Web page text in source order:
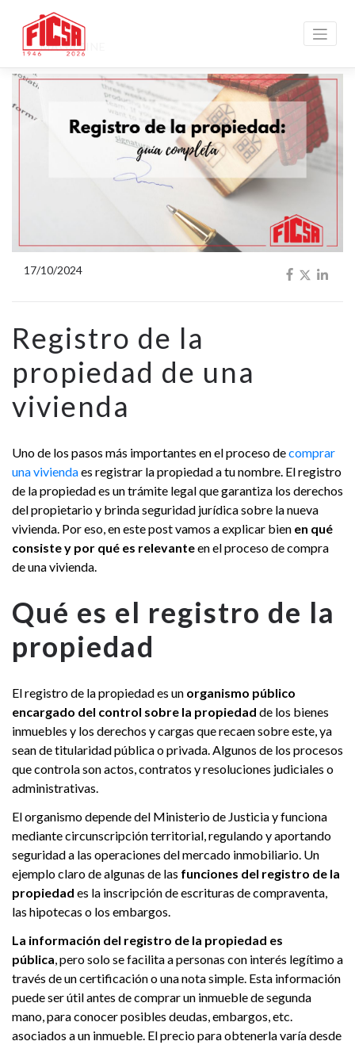
MAGAZINE
17/10/2024
Registro de la
propiedad de una
vivienda
Uno de los pasos más importantes en el proceso decomprar
una viviendaes registrar la propiedad a tu nombre. El registro
de la propiedad es un trámite legal que garantiza los derechos
del propietario y brinda seguridad jurídica sobre la nueva
vivienda. Por eso, en este post vamos a explicar bien en qué
consiste y por qué es relevanteen el proceso de compra
de una vivienda.
Qué es el registro de la
propiedad
El registro de la propiedad es un organismo público
encargado del control sobre la propiedad de los bienes
inmuebles y los derechos y cargas que recaen sobre este, ya
sean de titularidad pública o privada. Algunos de los procesos
que controla son actos, contratos y resoluciones judiciales o
administrativas.
El organismo depende del Ministerio de Justicia y funciona
mediante circunscripción territorial, regulando y aportando
seguridad a las operaciones del mercado inmobiliario. Un
ejemplo claro de algunas de las funciones del registro de la
propiedad es la inscripción de escrituras de compraventa,
las hipotecas o los embargos.
La información del registro de la propiedad es
pública, pero solo se facilita a personas con interés legítimo a
través de un certificación o una nota simple. Esta información
puede ser útil antes de comprar un inmueble de segunda
mano, para conocer posibles deudas, embargos, etc.
asociados a un inmueble. El precio para obtenerla varía desde